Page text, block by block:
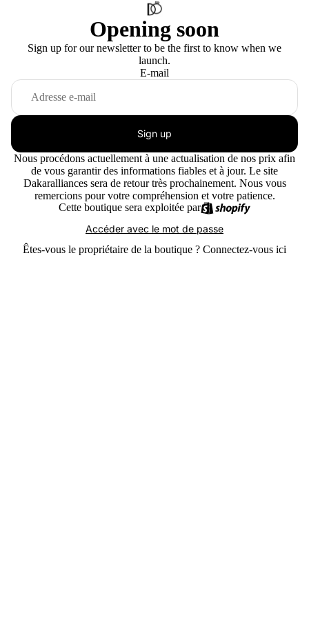
Opening soon
Sign up for our newsletter to be the first to know when we
launch.
E-mail
Sign up
Nous procédons actuellement à une actualisation de nos prix afin
de vous garantir des informations fiables et à jour. Le site
Dakaralliances sera de retour très prochainement. Nous vous
remercions pour votre compréhension et votre patience.
Cette boutique sera exploitée par
Accéder avec le mot de passe
Êtes-vous le propriétaire de la boutique ? Connectez-vous ici